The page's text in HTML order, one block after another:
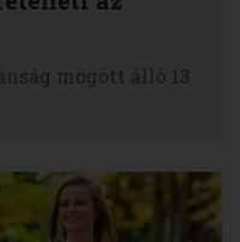
mögött álló 13